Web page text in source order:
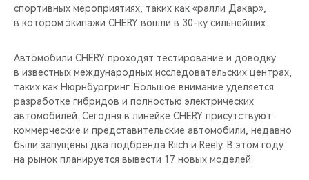
CHERY REMOTE
НАШИ МЕРОПРИЯТИЯ
CHERY ДЛЯ ДЕТЕЙ
спортивных мероприятиях, таких как «ралли Дакар»,
в котором экипажи CHERY вошли в 30-ку сильнейших.
Автомобили CHERY проходят тестирование и доводку
в известных международных исследовательских центрах,
таких как Нюрнбургринг. Большое внимание уделяется
разработке гибридов и полностью электрических
автомобилей. Сегодня в линейке CHERY присутствуют
коммерческие и представительские автомобили, недавно
были запущены два подбренда Riich и Reely. В этом году
на рынок планируется вывести 17 новых моделей.